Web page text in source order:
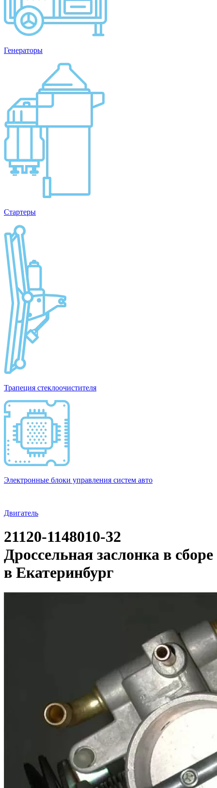
Генераторы
Стартеры
Трапеция стеклоочистителя
Электронные блоки управления систем авто
Двигатель
21120-1148010-32
Дроссельная заслонка в сборе
в Екатеринбург